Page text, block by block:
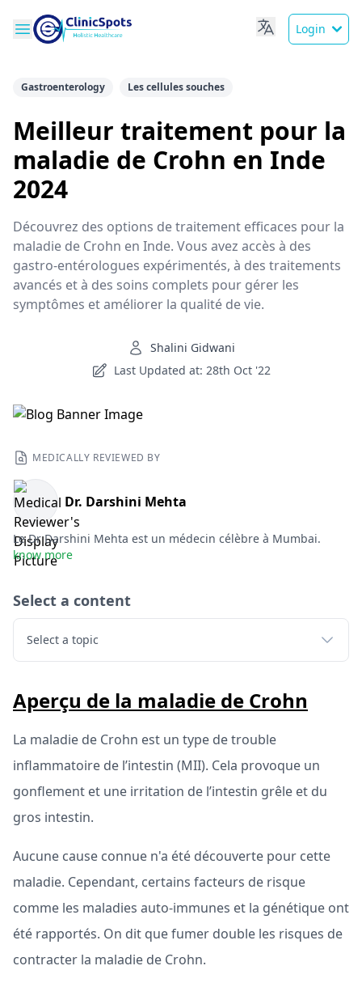
Login
Gastroenterology Les cellules souches
Meilleur traitement pour la
maladie de Crohn en Inde
2024
Découvrez des options de traitement efficaces pour la
maladie de Crohn en Inde. Vous avez accès à des
gastro-entérologues expérimentés, à des traitements
avancés et à des soins complets pour gérer les
symptômes et améliorer la qualité de vie.
Shalini Gidwani
Last Updated at: 28th Oct '22
MEDICALLY REVIEWED BY
Dr. Darshini Mehta
Le Dr Darshini Mehta est un médecin célèbre à Mumbai.
know more
Select a content
Select a topic
Aperçu de la maladie de Crohn
La maladie de Crohn est un type de trouble
inflammatoire de l’intestin (MII). Cela provoque un
gonflement et une irritation de l’intestin grêle et du
gros intestin.
Aucune cause connue n'a été découverte pour cette
maladie. Cependant, certains facteurs de risque
comme les maladies auto-immunes et la génétique ont
été rapportés. On dit que fumer double les risques de
contracter la maladie de Crohn.